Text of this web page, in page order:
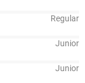
Regular
Junior
Junior